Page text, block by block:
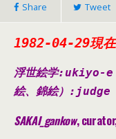
Share Tweet
1982-04-29現
浮世絵学
絵、錦絵） :judge
SAKAI_gankow,